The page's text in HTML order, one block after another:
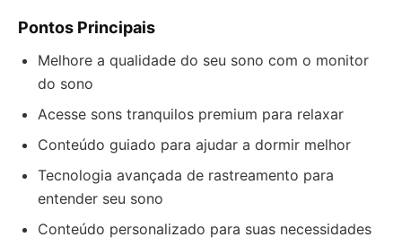
Pontos Principais
Melhore a qualidade do seu sono com o monitor
do sono
Acesse sons tranquilos premium para relaxar
Conteúdo guiado para ajudar a dormir melhor
Tecnologia avançada de rastreamento para
entender seu sono
Conteúdo personalizado para suas necessidades